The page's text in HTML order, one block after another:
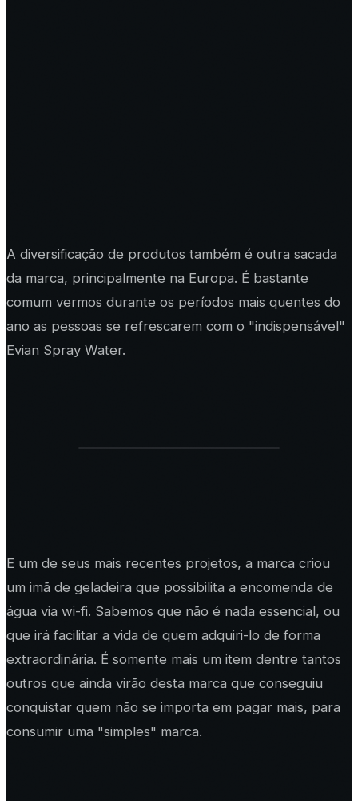
A diversificação de produtos também é outra sacada
da marca, principalmente na Europa. É bastante
comum vermos durante os períodos mais quentes do
ano as pessoas se refrescarem com o "indispensável"
Evian Spray Water.
E um de seus mais recentes projetos, a marca criou
um imã de geladeira que possibilita a encomenda de
água via wi-fi. Sabemos que não é nada essencial, ou
que irá facilitar a vida de quem adquiri-lo de forma
extraordinária. É somente mais um item dentre tantos
outros que ainda virão desta marca que conseguiu
conquistar quem não se importa em pagar mais, para
consumir uma "simples" marca.